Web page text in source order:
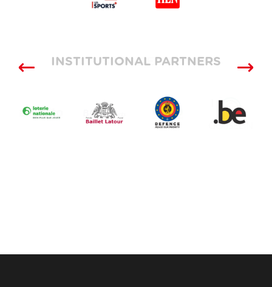
INSTITUTIONAL PARTNERS